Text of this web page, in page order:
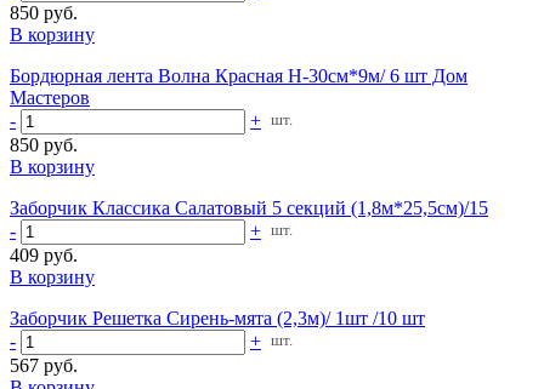
850 руб.
В корзину
Бордюрная лента Волна Красная Н-30см*9м/ 6 шт Дом
Мастеров
-
+ шт.
850 руб.
В корзину
Заборчик Классика Салатовый 5 секций (1,8м*25,5см)/15
-
+ шт.
409 руб.
В корзину
Заборчик Решетка Сирень-мята (2,3м)/ 1шт /10 шт
-
+ шт.
567 руб.